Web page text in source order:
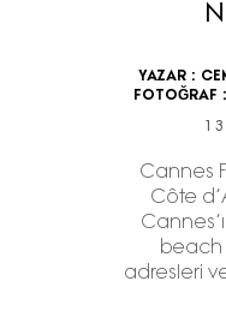
YAZAR :
FOTOĞRAF :
Cannes
Côte
beach
adresleri